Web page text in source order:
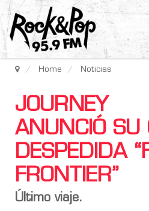
Home Noticias
JOURNEY
ANUNCIÓ SU
DESPEDIDA
FRONTIER”
Último viaje.